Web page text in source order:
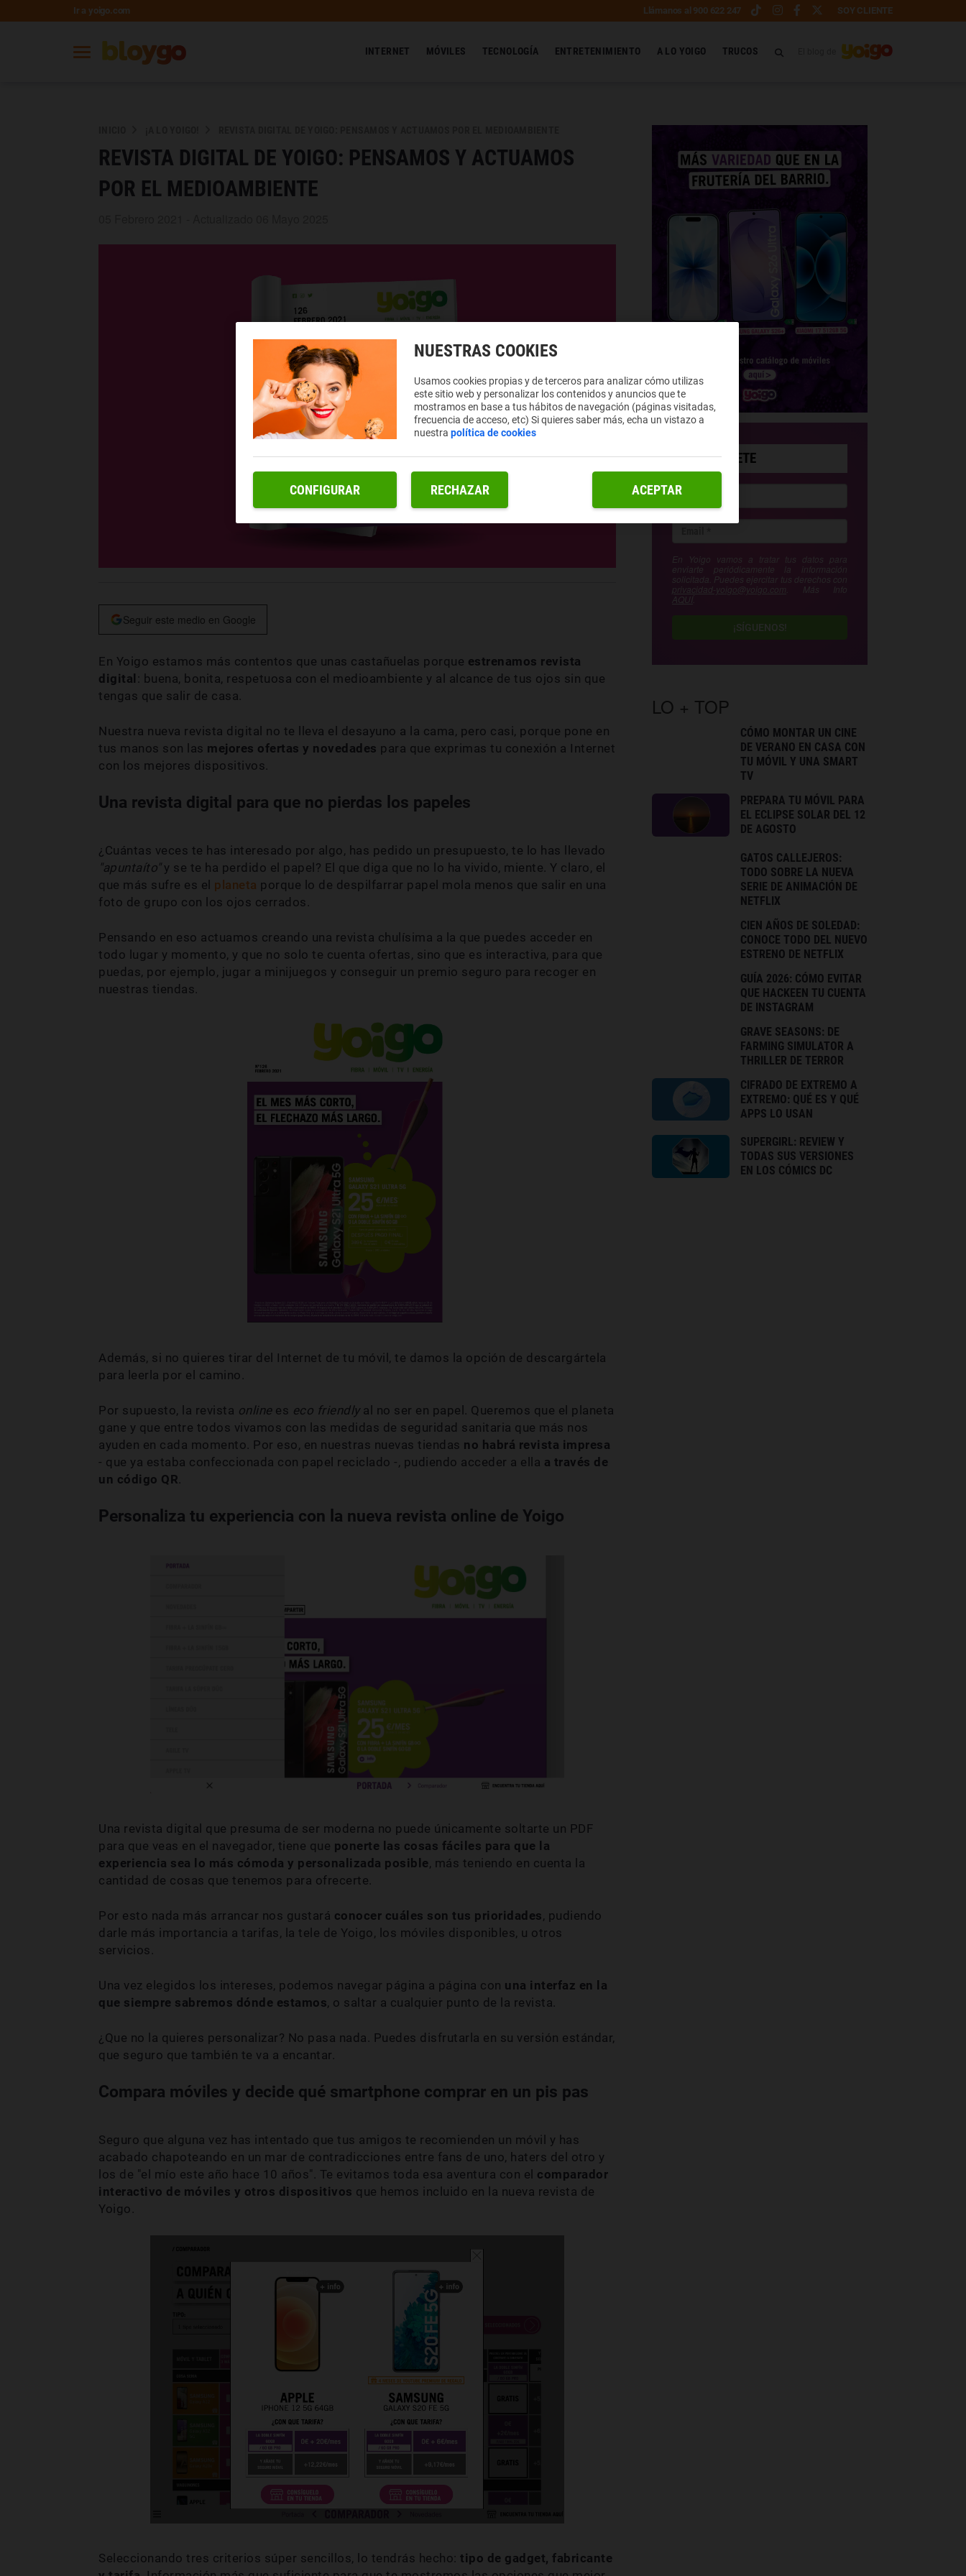
Ir a yoigo.com Llámanos al 900 622 247 SOY CLIENTE
INTERNET MÓVILES TECNOLOGÍA ENTRETENIMIENTO A LO YOIGO TRUCOS
REVISTA DIGITAL DE YOIGO: PENSAMOS Y ACTUAMOS
POR EL MEDIOAMBIENTE
Seguir este medio en Google
En Yoigo estamos más contentos que unas castañuelas porque estrenamos revista
digital : buena, bonita, respetuosa con el medioambiente y al alcance de tus ojos sin que
tengas que salir de casa.
Nuestra nueva revista digital no te lleva el desayuno a la cama, pero casi, porque pone en
tus manos son las mejores ofertas y novedades para que exprimas tu conexión a Internet
con los mejores dispositivos.
Una revista digital para que no pierdas los papeles
¿Cuántas veces te has interesado por algo, has pedido un presupuesto, te lo has llevado
"apuntaíto"y se te ha perdido el papel? El que diga que no lo ha vivido, miente. Y claro, el
que más sufre es el planeta porque lo de despilfarrar papel mola menos que salir en una
foto de grupo con los ojos cerrados.
Pensando en eso actuamos creando una revista chulísima a la que puedes acceder en
todo lugar y momento, y que no solo te cuenta ofertas, sino que es interactiva, para que
puedas, por ejemplo, jugar a minijuegos y conseguir un premio seguro para recoger en
nuestras tiendas.
Además, si no quieres tirar del Internet de tu móvil, te damos la opción de descargártela
para leerla por el camino.
Por supuesto, la revista onlinees eco friendlyal no ser en papel. Queremos que el planeta
gane y que entre todos vivamos con las medidas de seguridad sanitaria que más nos
ayuden en cada momento. Por eso, en nuestras nuevas tiendas no habrá revista impresa
- que ya estaba confeccionada con papel reciclado -, pudiendo acceder a ella a través de
un código QR
Personaliza tu experiencia con la nueva revista online de Yoigo
Una revista digital que presuma de ser moderna no puede únicamente soltarte un PDF
para que veas en el navegador, tiene que ponerte las cosas fáciles para que la
experiencia sea lo más cómoda y personalizada posible, más teniendo en cuenta la
cantidad de cosas que tenemos para ofrecerte.
Por esto nada más arrancar nos gustará conocer cuáles son tus prioridades, pudiendo
darle más importancia a tarifas, la tele de Yoigo, los móviles disponibles, u otros
servicios.
Una vez elegidos los intereses, podemos navegar página a página con una interfaz en la
que siempre sabremos dónde estamos, o saltar a cualquier punto de la revista.
¿Que no la quieres personalizar? No pasa nada. Puedes disfrutarla en su versión estándar,
que seguro que también te va a encantar.
Compara móviles y decide qué smartphone comprar en un pis pas
Seguro que alguna vez has intentado que tus amigos te recomienden un móvil y has
acabado chapoteando en un mar de contradicciones entre fans de uno, haters del otro y
los de "el mío este año hace 10 años". Te evitamos toda esa aventura con el comparador
interactivo de móviles y otros dispositivos que hemos incluido en la nueva revista de
Yoigo.
Seleccionando tres criterios súper sencillos, lo tendrás hecho: tipo de gadget, fabricante
SUSCRÍBETE
En Yoigo vamos a tratar tus datos para
enviarte periódicamente la información
solicitada. Puedes ejercitar tus derechos con
privacidad-yoigo@yoigo.com . Más Info
AQUÍ
¡SÍGUENOS!
LO + TOP
CÓMO MONTAR UN CINE
DE VERANO EN CASA CON
TU MÓVIL Y UNA SMART
TV
PREPARA TU MÓVIL PARA
EL ECLIPSE SOLAR DEL 12
DE AGOSTO
GATOS CALLEJEROS:
TODO SOBRE LA NUEVA
SERIE DE ANIMACIÓN DE
NETFLIX
CIEN AÑOS DE SOLEDAD:
CONOCE TODO DEL NUEVO
ESTRENO DE NETFLIX
GUÍA 2026: CÓMO EVITAR
QUE HACKEEN TU CUENTA
DE INSTAGRAM
GRAVE SEASONS: DE
FARMING SIMULATOR A
THRILLER DE TERROR
CIFRADO DE EXTREMO A
EXTREMO: QUÉ ES Y QUÉ
APPS LO USAN
SUPERGIRL: REVIEW Y
TODAS SUS VERSIONES
EN LOS CÓMICS DC
NUESTRAS COOKIES
Usamos cookies propias y de terceros para analizar cómo utilizas
este sitio web y personalizar los contenidos y anuncios que te
mostramos en base a tus hábitos de navegación (páginas visitadas,
frecuencia de acceso, etc) Si quieres saber más, echa un vistazo a
nuestrapolítica de cookies
RECHAZAR ACEPTAR
CONFIGURAR